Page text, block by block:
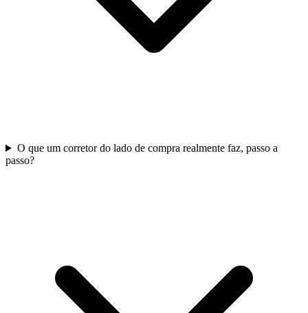
O que um corretor do lado de compra realmente faz, passo a
passo?